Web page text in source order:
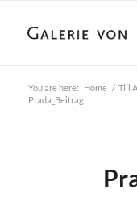
You are here: Home / Till
Prada_Beitrag